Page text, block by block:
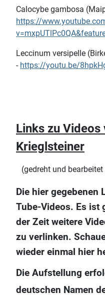
Calocybe gambosa
https://
Leccinum versipelle
- https://youtu.be/
Links zu Videos
Krieglsteiner
(gedreht und
Die hier gegebenen
Tube-Videos. Es ist
der Zeit weitere
zu verlinken.
wieder einmal hier
Die Aufstellung
deutschen Namen